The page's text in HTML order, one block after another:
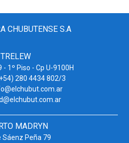
CHUBUTENSE S.A
TRELEW
1º Piso - Cp U-9100H
280 4434 802/3
MADRYN
Sáenz Peña 79